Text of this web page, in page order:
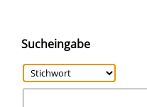
Sucheingabe